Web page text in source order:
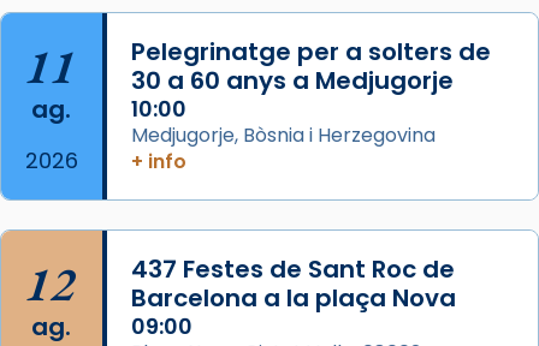
«Si vols saber què és calor, ves per les
Santes a Mataró»🥵.
Photo
View on Facebook ·
Jaume, fill de Zebedeu, és juntament amb el
seu germà Joan i Pere un dels que
acompanyava més de prop Jesús.
11
ag.
2026
Pelegrinatge per a solters de
30 a 60 anys a Medjugorje
10:00
Medjugorje, Bòsnia i Herzegovina
+ info
12
ag.
437 Festes de Sant Roc de
Barcelona a la plaça Nova
09:00